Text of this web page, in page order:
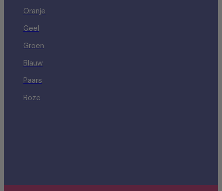
Oranje
Geel
Groen
Blauw
Paars
Roze